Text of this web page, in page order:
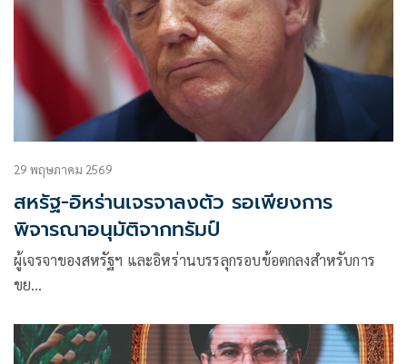
29 พฤษภาคม 2569
สหรัฐ-อิหร่านเจรจาลงตัว รอเพียงการ
พิจารณาอนุมัติจากทรัมป์
ผู้เจรจาของสหรัฐฯ และอิหร่านบรรลุกรอบข้อตกลงสำหรับการ
ขย…